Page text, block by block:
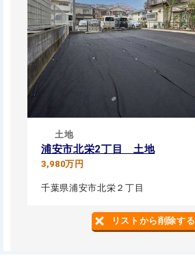
土地
浦安市北栄2丁目 土地
3,980万円
千葉県浦安市北栄２丁目
リストから削除する